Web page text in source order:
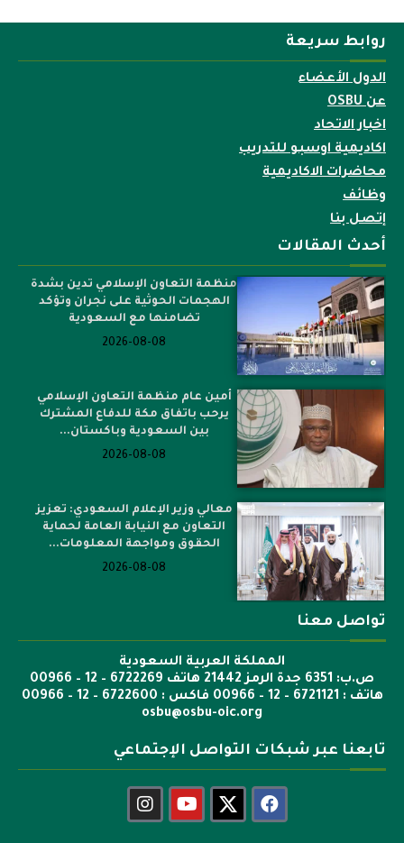
روابط سريعة
الدول الأعضاء
عن OSBU
اخبار الاتحاد
اكاديمية اوسبو للتدريب
محاضرات الاكاديمية
وظائف
إتصل بنا
أحدث المقالات
منظمة التعاون الإسلامي تدين بشدة
الهجمات الحوثية على نجران وتؤكد
تضامنها مع السعودية
2026-08-08
أمين عام منظمة التعاون الإسلامي
يرحب باتفاق مكة للدفاع المشترك
بين السعودية وباكستان...
2026-08-08
معالي وزير الإعلام السعودي: تعزيز
التعاون مع النيابة العامة لحماية
الحقوق ومواجهة المعلومات...
2026-08-08
تواصل معنا
المملكة العربية السعودية
ص.ب: 6351 جدة الرمز 21442 هاتف 6722269 – 12 – 00966
هاتف : 6721121 – 12 – 00966 فاكس : 6722600 – 12 – 00966
osbu@osbu-oic.org
تابعنا عبر شبكات التواصل الإجتماعي